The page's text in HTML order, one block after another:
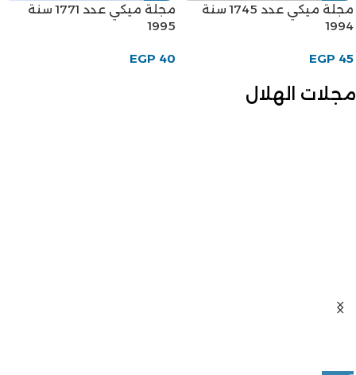
مجلة ميكي عدد 1745 سنة
1994
EGP 45
مجلة ميكي عدد 1771 سنة
1995
EGP 40
مجلات الهلال